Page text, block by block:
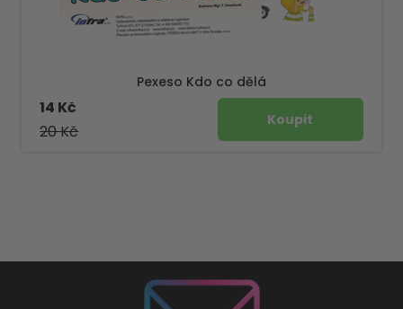
Pexeso Kdo co dělá
20 Kč
14 Kč